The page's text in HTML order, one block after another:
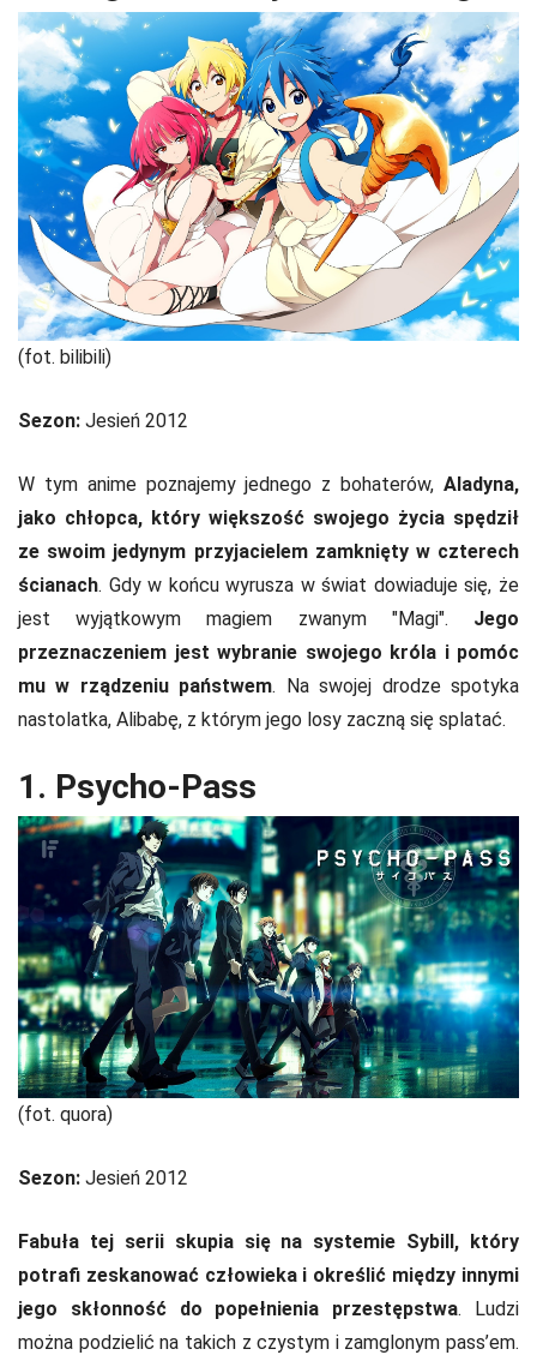
(fot. bilibili)
Sezon: Jesień 2012
W tym anime poznajemy jednego z bohaterów, Aladyna,
jako chłopca, który większość swojego życia spędził
ze swoim jedynym przyjacielem zamknięty w czterech
ścianach. Gdy w końcu wyrusza w świat dowiaduje się, że
jest wyjątkowym magiem zwanym "Magi". Jego
przeznaczeniem jest wybranie swojego króla i pomóc
mu w rządzeniu państwem. Na swojej drodze spotyka
nastolatka, Alibabę, z którym jego losy zaczną się splatać.
1. Psycho-Pass
(fot. quora)
Sezon: Jesień 2012
Fabuła tej serii skupia się na systemie Sybill, który
potrafi zeskanować człowieka i określić między innymi
jego skłonność do popełnienia przestępstwa. Ludzi
można podzielić na takich z czystym i zamglonym pass’em.